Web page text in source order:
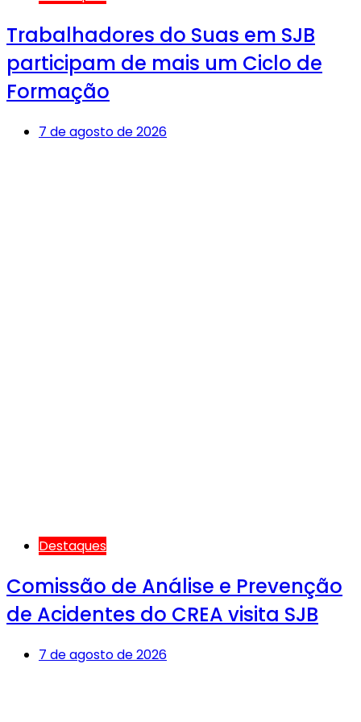
Trabalhadores do Suas em SJB
participam de mais um Ciclo de
Formação
7 de agosto de 2026
Destaques
Comissão de Análise e Prevenção
de Acidentes do CREA visita SJB
7 de agosto de 2026